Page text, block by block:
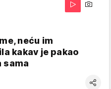
neću im
kakav je pakao
sama